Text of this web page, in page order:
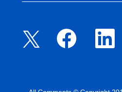
S
o
o
S
u